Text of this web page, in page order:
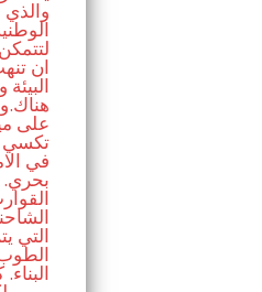
ان
على
تكسي
في
التي